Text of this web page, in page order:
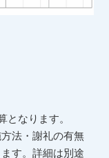
なります。
法・謝礼の有無
す。詳細は別途